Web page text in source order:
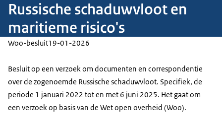
Russische schaduwvloot en
maritieme risico's
Woo-besluit19-01-2026
Besluit op een verzoek om documenten en correspondentie
over de zogenoemde Russische schaduwvloot. Specifiek, de
periode 1 januari 2022 tot en met 6 juni 2025. Het gaat om
een verzoek op basis van de Wet open overheid (Woo).